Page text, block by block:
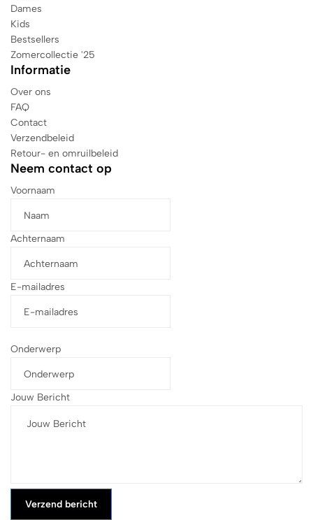
Dames
Kids
Bestsellers
Zomercollectie '25
Informatie
Over ons
FAQ
Contact
Verzendbeleid
Retour- en omruilbeleid
Neem contact op
Voornaam
Achternaam
E-mailadres
Onderwerp
Jouw Bericht
Verzend bericht